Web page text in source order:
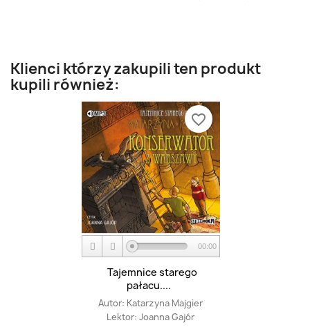
Klienci którzy zakupili ten produkt
kupili również:
00:00
Tajemnice starego
pałacu....
Autor: Katarzyna Majgier
Lektor: Joanna Gajór
favorite_border